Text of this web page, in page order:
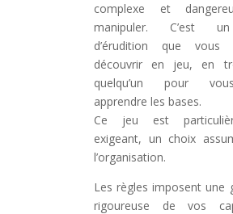
complexe et
manipuler. C’est
d’érudition que vous
découvrir en jeu, en
quelqu’un pour
apprendre les bases.
Ce jeu est
exigeant, un choix
l’organisation.
Les règles imposent une
rigoureuse de vos